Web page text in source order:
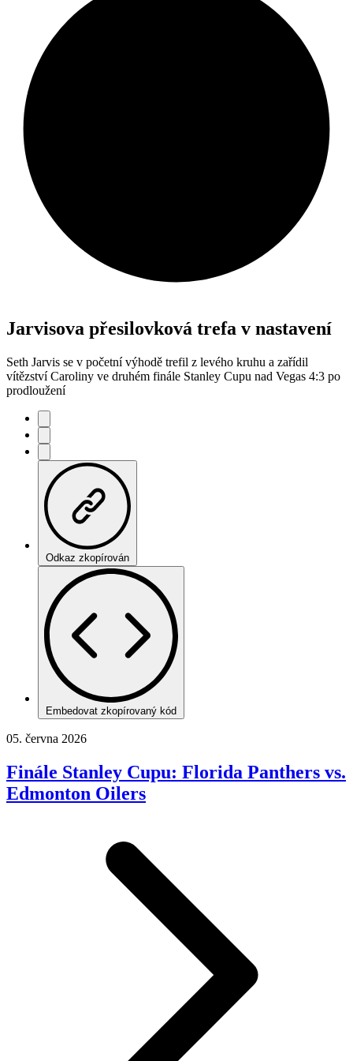
Jarvisova přesilovková trefa v nastavení
Seth Jarvis se v početní výhodě trefil z levého kruhu a zařídil
vítězství Caroliny ve druhém finále Stanley Cupu nad Vegas 4:3 po
prodloužení
Odkaz zkopírován
Embedovat zkopírovaný kód
05. června 2026
Finále Stanley Cupu: Florida Panthers vs.
Edmonton Oilers